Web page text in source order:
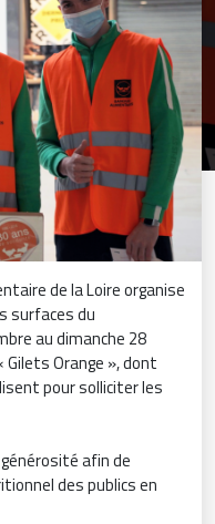
de la Loire organise
surfaces du
au dimanche 28
Gilets Orange », dont
pour solliciter les
afin de
des publics en